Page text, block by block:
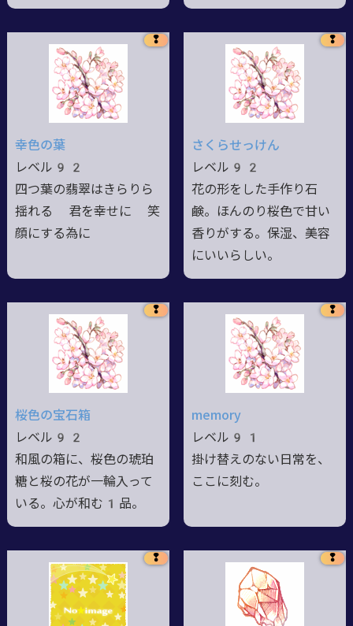
❢
幸色の葉
レベル92
四つ葉の翡翠はきらりら
揺れる 君を幸せに 笑
顔にする為に
❢
さくらせっけん
レベル92
花の形をした手作り石
鹸。ほんのり桜色で甘い
香りがする。保湿、美容
にいいらしい。
❢
桜色の宝石箱
レベル92
和風の箱に、桜色の琥珀
糖と桜の花が一輪入って
いる。心が和む1品。
❢
memory
レベル91
掛け替えのない日常を、
ここに刻む。
❢ ❢